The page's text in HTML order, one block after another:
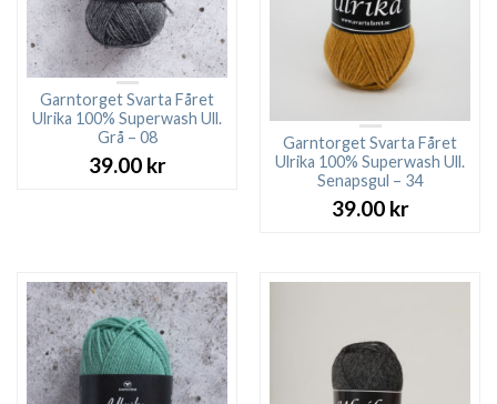
Garntorget Svarta Fåret
Ulrika 100% Superwash Ull.
Grå – 08
39.00 kr
Garntorget Svarta Fåret
Ulrika 100% Superwash Ull.
Senapsgul – 34
39.00 kr